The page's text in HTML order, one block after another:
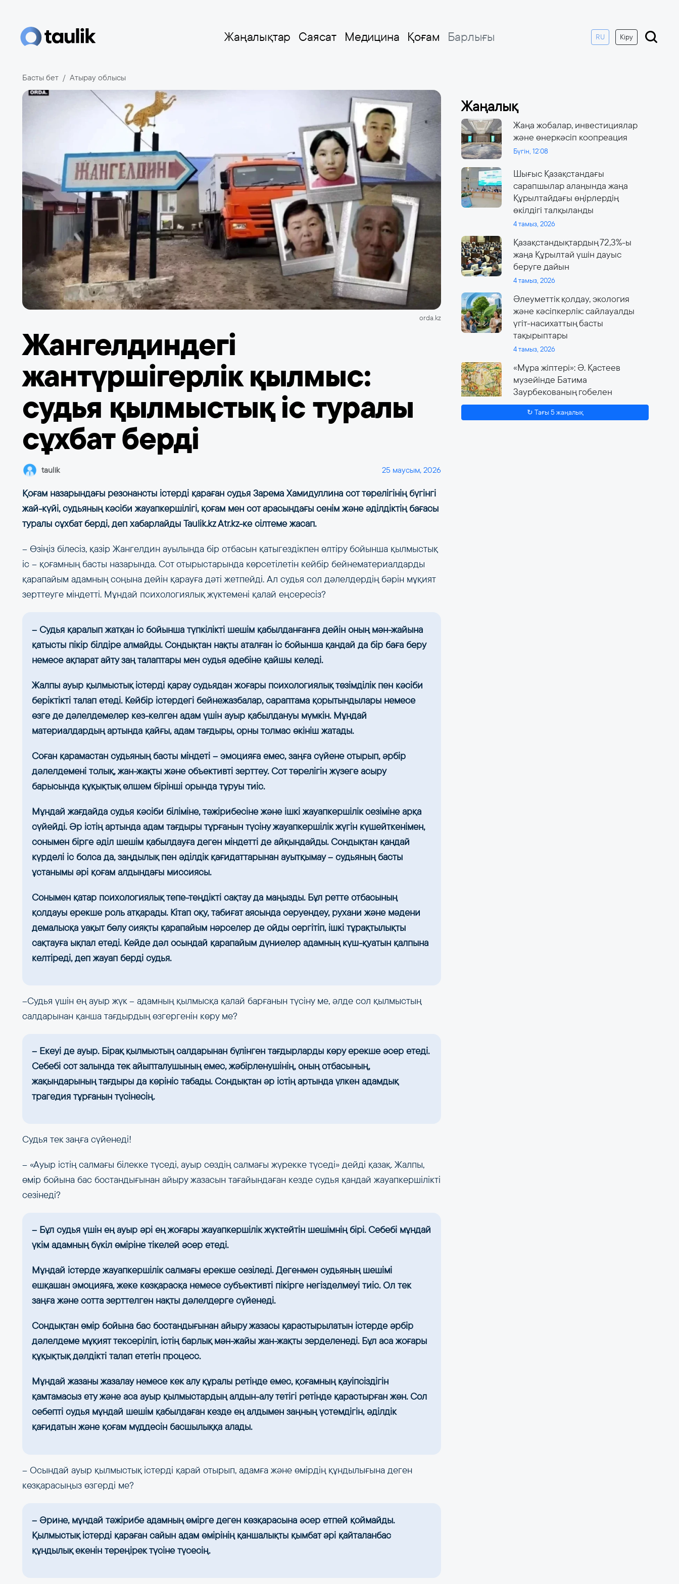
Жаңалықтар Саясат Медицина Қоғам Барлығы RU Кіру
Басты бет Атырау облысы
orda.kz
Жангелдиндегі
жантүршігерлік қылмыс:
судья қылмыстық іс туралы
сұхбат берді
taulik 25 маусым, 2026
Қоғам назарындағы резонансты істерді қараған судья Зарема Хамидуллина сот төрелігінің бүгінгі
жай-күйі, судьяның кәсіби жауапкершілігі, қоғам мен сот арасындағы сенім және әділдіктің бағасы
туралы сұхбат берді, деп хабарлайды Taulik.kz Atr.kz-ке сілтеме жасап.
– Өзіңіз білесіз, қазір Жангелдин ауылында бір отбасын қатыгездікпен өлтіру бойынша қылмыстық
іс – қоғамның басты назарында. Сот отырыстарында көрсетілетін кейбір бейнематериалдарды
қарапайым адамның соңына дейін қарауға дәті жетпейді. Ал судья сол дәлелдердің бәрін мұқият
зерттеуге міндетті. Мұндай психологиялық жүктемені қалай еңсересіз?
– Судья қаралып жатқан іс бойынша түпкілікті шешім қабылданғанға дейін оның мән-жайына
қатысты пікір білдіре алмайды. Сондықтан нақты аталған іс бойынша қандай да бір баға беру
немесе ақпарат айту заң талаптары мен судья әдебіне қайшы келеді.
Жалпы ауыр қылмыстық істерді қарау судьядан жоғары психологиялық төзімділік пен кәсіби
беріктікті талап етеді. Кейбір істердегі бейнежазбалар, сараптама қорытындылары немесе
өзге де дәлелдемелер кез-келген адам үшін ауыр қабылдануы мүмкін. Мұндай
материалдардың артында қайғы, адам тағдыры, орны толмас өкініш жатады.
Соған қарамастан судьяның басты міндеті – эмоцияға емес, заңға сүйене отырып, әрбір
дәлелдемені толық, жан-жақты және объективті зерттеу. Сот төрелігін жүзеге асыру
барысында құқықтық өлшем бірінші орында тұруы тиіс.
Мұндай жағдайда судья кәсіби біліміне, тәжірибесіне және ішкі жауапкершілік сезіміне арқа
сүйейді. Әр істің артында адам тағдыры тұрғанын түсіну жауапкершілік жүгін күшейткенімен,
сонымен бірге әділ шешім қабылдауға деген міндетті де айқындайды. Сондықтан қандай
күрделі іс болса да, заңдылық пен әділдік қағидаттарынан ауытқымау – судьяның басты
ұстанымы әрі қоғам алдындағы миссиясы.
Сонымен қатар психологиялық тепе-теңдікті сақтау да маңызды. Бұл ретте отбасының
қолдауы ерекше роль атқарады. Кітап оқу, табиғат аясында серуендеу, рухани және мәдени
демалысқа уақыт бөлу сияқты қарапайым нәрселер де ойды сергітіп, ішкі тұрақтылықты
сақтауға ықпал етеді. Кейде дәл осындай қарапайым дүниелер адамның күш-қуатын қалпына
келтіреді, деп жауап берді судья.
–Судья үшін ең ауыр жүк – адамның қылмысқа қалай барғанын түсіну ме, әлде сол қылмыстың
салдарынан қанша тағдырдың өзгергенін көру ме?
– Екеуі де ауыр. Бірақ қылмыстың салдарынан бүлінген тағдырларды көру ерекше әсер етеді.
Себебі сот залында тек айыпталушының емес, жәбірленушінің, оның отбасының,
жақындарының тағдыры да көрініс табады. Сондықтан әр істің артында үлкен адамдық
трагедия тұрғанын түсінесің.
Судья тек заңға сүйенеді!
– «Ауыр істің салмағы білек­ке түседі, ауыр сөздің салмағы жүрекке түседі» дейді қазақ. Жалпы,
өмір бойына бас бостандығынан айыру жазасын тағайындаған кезде судья қандай жауапкершілікті
сезінеді?
– Бұл судья үшін ең ауыр әрі ең жоғары жауапкершілік жүктейтін шешімнің бірі. Себебі мұндай
үкім адамның бүкіл өміріне тікелей әсер етеді.
Мұндай істерде жауапкершілік салмағы ерекше сезіледі. Дегенмен судьяның шешімі
ешқашан эмоцияға, жеке көзқарасқа немесе субъективті пікірге негізделмеуі тиіс. Ол тек
заңға және сотта зерттелген нақты дәлелдерге сүйенеді.
Сондықтан өмір бойына бас бостандығынан айыру жазасы қарастырылатын істерде әрбір
дәлелдеме мұқият тексеріліп, істің барлық мән-жайы жан-жақты зерделенеді. Бұл аса жоғары
құқықтық дәлдікті талап ететін процесс.
Мұндай жазаны жазалау немесе кек алу құралы ретінде емес, қоғамның қауіпсіздігін
қамтамасыз ету және аса ауыр қылмыстардың алдын-алу тетігі ретінде қарастырған жөн. Сол
себепті судья мұндай шешім қабылдаған кезде ең алдымен заңның үстемдігін, әділдік
қағидатын және қоғам мүддесін басшылыққа алады.
– Осындай ауыр қылмыстық істерді қарай отырып, адамға және өмірдің құндылығына деген
көзқарасыңыз өзгерді ме?
– Әрине, мұндай тәжірибе адамның өмірге деген көзқарасына әсер етпей қоймайды.
Қылмыстық істерді қараған сайын адам өмірінің қаншалықты қымбат әрі қайталанбас
құндылық екенін тереңірек түсіне түсесің.
Жаңалық
Жаңа жобалар, инвестициялар
және өнеркәсіп коопреация
Бүгін, 12:08
Шығыс Қазақстандағы
сарапшылар алаңында жаңа
Құрылтайдағы өңірлердің
өкілдігі талқыланды
4 тамыз, 2026
Қазақстандықтардың 72,3%-ы
жаңа Құрылтай үшін дауыс
беруге дайын
4 тамыз, 2026
Әлеуметтік қолдау, экология
және кәсіпкерлік: сайлауалды
үгіт-насихаттың басты
тақырыптары
4 тамыз, 2026
«Мұра жіптері»: Ә. Қастеев
музейінде Батима
Заурбекованың гобелен
өнеріне арналған ауқымды
көрме өтеді
↻ Тағы 5 жаңалық